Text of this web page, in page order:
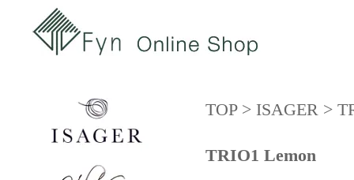
TOP> ISAGER >
TRIO1 Lemon